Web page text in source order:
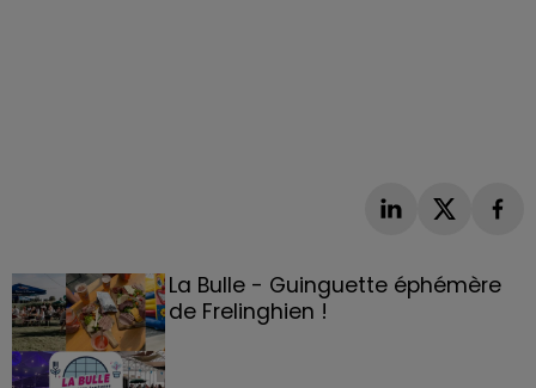
La Bulle - Guinguette éphémère
de Frelinghien !